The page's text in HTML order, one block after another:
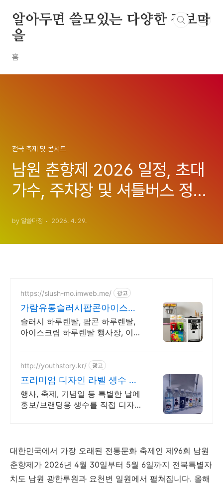
알아두면 쓸모있는 다양한 정보마
을
홈
전국 축제 및 콘서트
남원 춘향제 2026 일정, 초대
가수, 주차장 및 셔틀버스 정보
by 알쓸다정 2026. 4. 29.
https://slush-mo.imweb.me/ 광고
가람유통슬러시팝콘아이스크
림
슬러시 하루렌탈, 팝콘 하루렌탈,
아이스크림 하루렌탈 행사장, 이벤
http://youthstory.kr/ 광고
프리미엄 디자인 라벨 생수 청
춘스토리
행사, 축제, 기념일 등 특별한 날에
홍보/브랜딩용 생수를 직접 디자인
대한민국에서 가장 오래된 전통문화 축제인 제96회 남원
춘향제가 2026년 4월 30일부터 5월 6일까지 전북특별자
치도 남원 광한루원과 요천변 일원에서 펼쳐집니다. 올해